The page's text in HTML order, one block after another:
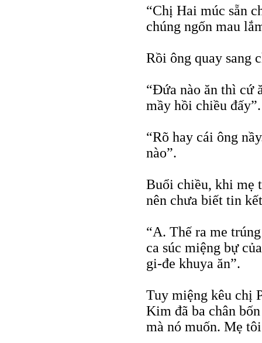
“Chị Hai múc sẵn
chúng ngốn mau
Rồi ông quay sang
“Đứa nào ăn thì cứ
mầy hồi chiều đấy”.
“Rõ hay cái ông
nào”.
Buổi chiều, khi mẹ
nên chưa biết tin
“A. Thế ra me
ca súc miệng bự
gi-đe khuya ăn”.
Tuy miệng kêu chị
Kim đã ba chân
mà nó muốn. Mẹ